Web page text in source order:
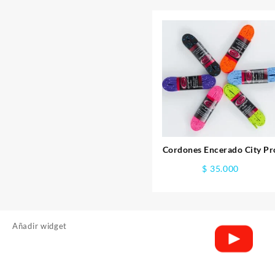
Cordones Encerado City
$ 35.000
Añadir widget